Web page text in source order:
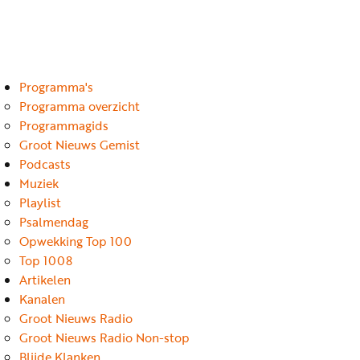
Programma's
Programma overzicht
Programmagids
Groot Nieuws Gemist
Podcasts
Muziek
Playlist
Psalmendag
Opwekking Top 100
Top 1008
Artikelen
Kanalen
Groot Nieuws Radio
Groot Nieuws Radio Non-stop
Podcasts
Muziek
Artikelen
Kanalen
Steun
onze
missie
Info